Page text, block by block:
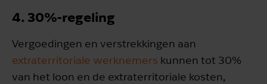
4. 30%-regeling
Vergoedingen en verstrekkingen aan
extraterritoriale werknemers kunnen tot 30%
van het loon en de extraterritoriale kosten,